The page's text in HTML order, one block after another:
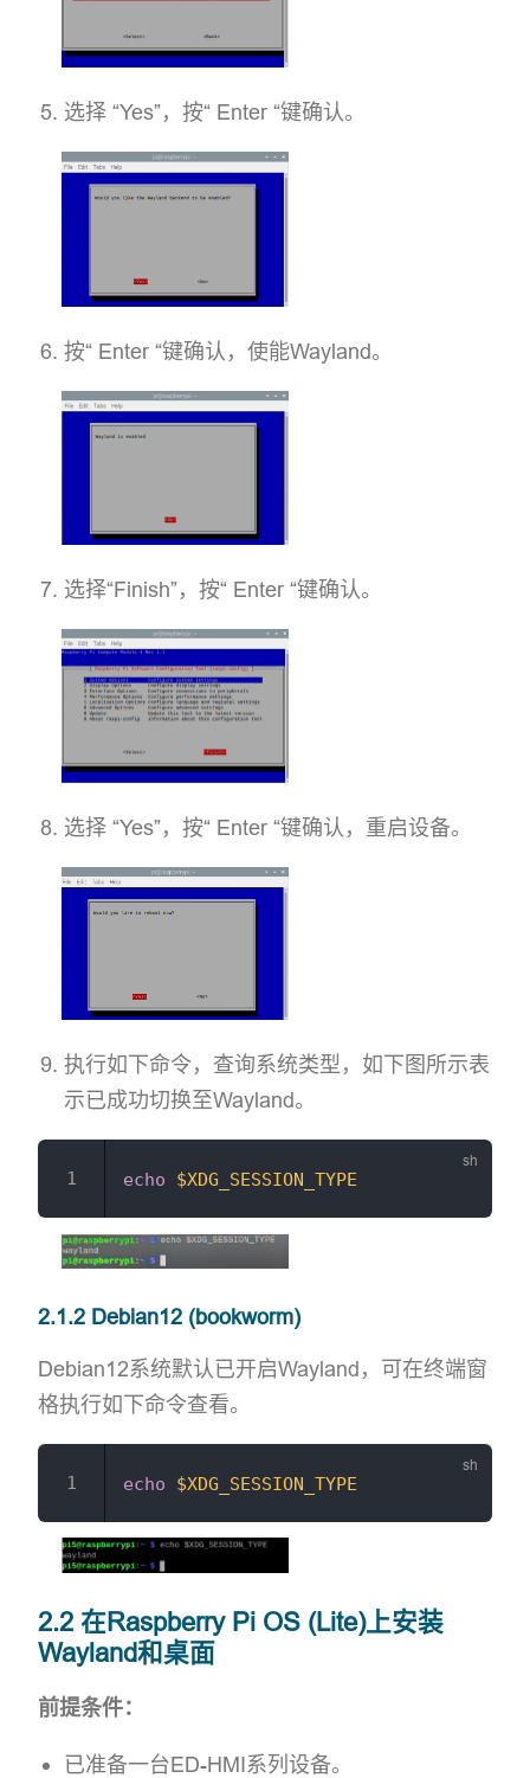
选择 “Yes”，按“ Enter “键确认。
按“ Enter “键确认，使能Wayland。
选择“Finish”，按“ Enter “键确认。
选择 “Yes”，按“ Enter “键确认，重启设备。
执行如下命令，查询系统类型，如下图所示表
示已成功切换至Wayland。
echo $XDG_SESSION_TYPE
2.1.2 Debian12 (bookworm)
Debian12系统默认已开启Wayland，可在终端窗
格执行如下命令查看。
echo $XDG_SESSION_TYPE
2.2 在Raspberry Pi OS (Lite)上安装
Wayland和桌面
前提条件：
已准备一台ED-HMI系列设备。